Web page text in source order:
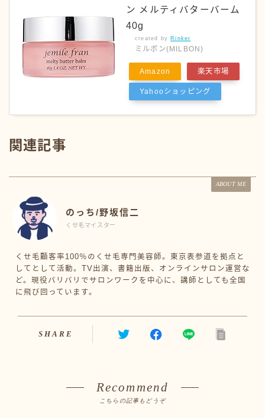
ン メルティバターバーム
40g
created by Rinker
ミルボン(MILBON)
Amazon 楽天市場
Yahooショッピング
関連記事
ABOUT ME
のっち/野坂信二
くせ毛マイスター
くせ毛顧客率100％のくせ毛専門美容師。東京表参道を拠点と
してとして活動。TV出演、書籍出版、オンラインサロン運営な
ど。現役バリバリでサロンワークを中心に、講師としても全国
に飛び回っています。
SHARE
Recommend
こちらの記事もどうぞ